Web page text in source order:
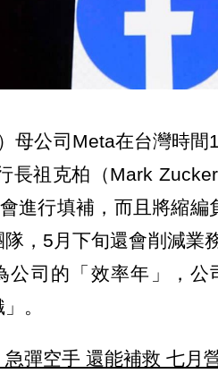
母公司Meta在台灣時間
長祖克柏（Mark
進行填補，而且將縮編
，5月下旬還會削減業
公司的「效率年」，
。
彈空手 還能補救 七月